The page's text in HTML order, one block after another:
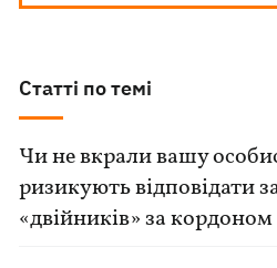
Статті по темі
Чи не вкрали вашу
ризикують відповідати
«двійників» за кордоном